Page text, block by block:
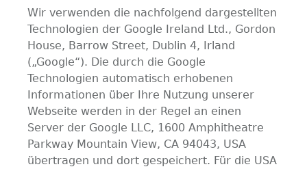
Wir verwenden die nachfolgend dargestellten
Technologien der Google Ireland Ltd., Gordon
House, Barrow Street, Dublin 4, Irland
(„Google“). Die durch die Google
Technologien automatisch erhobenen
Informationen über Ihre Nutzung unserer
Webseite werden in der Regel an einen
Server der Google LLC, 1600 Amphitheatre
Parkway Mountain View, CA 94043, USA
übertragen und dort gespeichert. Für die USA